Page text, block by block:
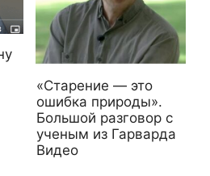
«Старение — это
ошибка природы».
Большой разговор с
ученым из Гарварда
Видео